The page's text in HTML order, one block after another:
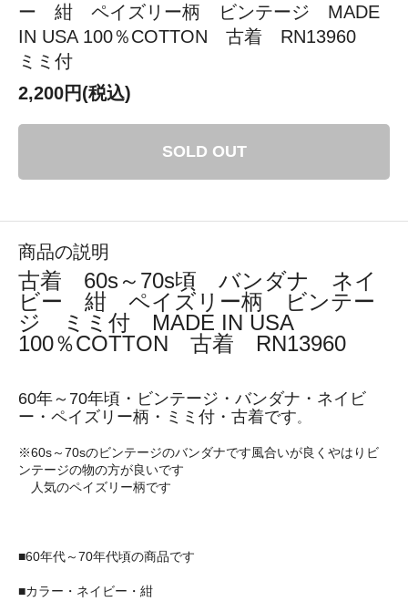
ー 紺 ペイズリー柄 ビンテージ MADE
IN USA 100％COTTON 古着 RN13960
ミミ付
2,200円(税込)
SOLD OUT
商品の説明
古着 60s～70s頃 バンダナ ネイ
ビー 紺 ペイズリー柄 ビンテー
ジ ミミ付 MADE IN USA
100％COTTON 古着 RN13960
60年～70年頃・ビンテージ・バンダナ・ネイビ
ー・ペイズリー柄・ミミ付・古着です。
※60s～70sのビンテージのバンダナです風合いが良くやはりビ
ンテージの物の方が良いです
人気のペイズリー柄です
■60年代～70年代頃の商品です
■カラー・ネイビー・紺